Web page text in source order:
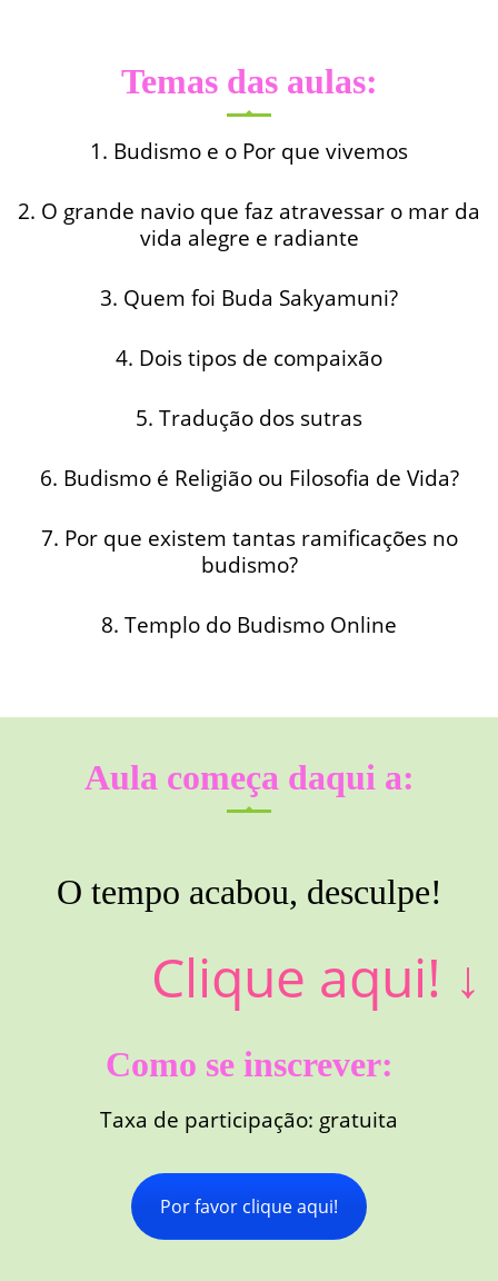
Temas das aulas:
1. Budismo e o Por que vivemos
2. O grande navio que faz atravessar o mar da
vida alegre e radiante
3. Quem foi Buda Sakyamuni?
4. Dois tipos de compaixão
5. Tradução dos sutras
6. Budismo é Religião ou Filosofia de Vida?
7. Por que existem tantas ramificações no
budismo?
8. Templo do Budismo Online
Aula começa daqui a:
O tempo acabou, desculpe!
Clique aqui! ↓
Como se inscrever:
Taxa de participação: gratuita
Por favor clique aqui!